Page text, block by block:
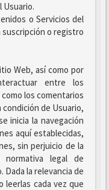
Usuario.
o Servicios del
suscripción o registro
Web, así como por
entre los
los comentarios
de Usuario,
inicia la navegación
aquí establecidas,
sin perjuicio de la
normativa legal de
Dada la relevancia de
leerlas cada vez que